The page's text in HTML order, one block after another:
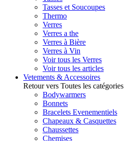
Tasses et Soucoupes
Thermo
Verres
Verres a the
Verres à Bière
Verres à Vin
Voir tous les Verres
Voir tous les articles
Vetements & Accessoires
Retour vers Toutes les catégories
Bodywarmers
Bonnets
Bracelets Evenementiels
Chapeaux & Casquettes
Chaussettes
Chemises